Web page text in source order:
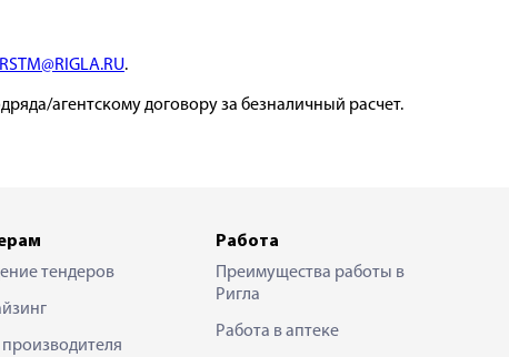
.
агентскому договору за безналичный расчет.
тендеров
производителя
Работа
Преимущества работы в
Ригла
Работа в аптеке